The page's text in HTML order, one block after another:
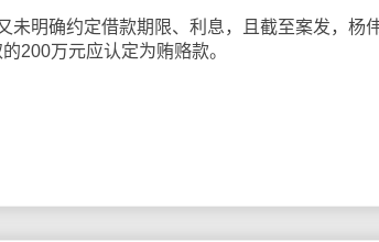
明确约定借款期限、利息，且截至案发，杨
200万元应认定为贿赂款。